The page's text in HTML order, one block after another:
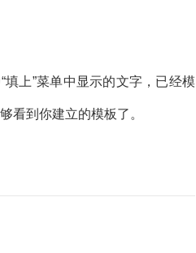
上”菜单中显示的文字，已经模
看到你建立的模板了。